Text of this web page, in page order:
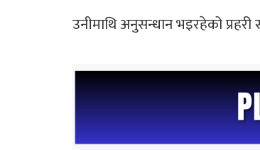
उनीमाथि अनुसन्धान भइरहेको